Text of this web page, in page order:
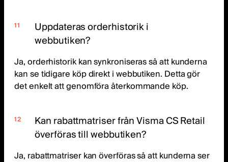
Uppdateras orderhistorik i
webbutiken?
Ja, orderhistorik kan synkroniseras så att kunderna
kan se tidigare köp direkt i webbutiken. Detta gör
det enkelt att genomföra återkommande köp.
Kan rabattmatriser från Visma CS Retail
överföras till webbutiken?
Ja, rabattmatriser kan överföras så att kunderna ser